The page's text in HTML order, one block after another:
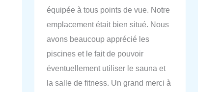
équipée à tous points de vue. Notre
emplacement était bien situé. Nous
avons beaucoup apprécié les
piscines et le fait de pouvoir
éventuellement utiliser le sauna et
la salle de fitness. Un grand merci à